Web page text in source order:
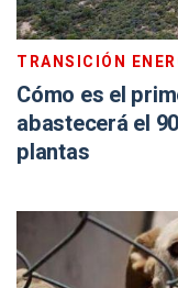
TRANSICIÓN
Cómo es el
abastecerá el
plantas